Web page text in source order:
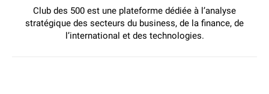
Club des 500 est une plateforme dédiée à l’analyse
stratégique des secteurs du business, de la finance, de
l’international et des technologies.